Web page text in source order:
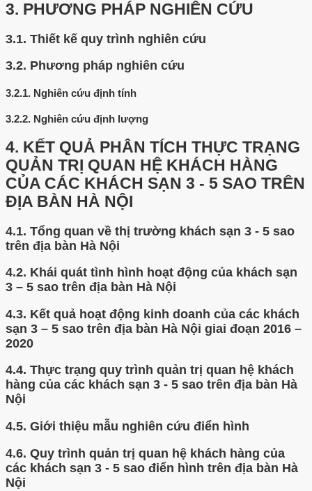
3. PHƯƠNG PHÁP NGHIÊN CỨU
3.1. Thiết kế quy trình nghiên cứu
3.2. Phương pháp nghiên cứu
3.2.1. Nghiên cứu định tính
3.2.2. Nghiên cứu định lượng
4. KẾT QUẢ PHÂN TÍCH THỰC TRẠNG
QUẢN TRỊ QUAN HỆ KHÁCH HÀNG
CỦA CÁC KHÁCH SẠN 3 - 5 SAO TRÊN
ĐỊA BÀN HÀ NỘI
4.1. Tổng quan về thị trường khách sạn 3 - 5 sao
trên địa bàn Hà Nội
4.2. Khái quát tình hình hoạt động của khách sạn
3 – 5 sao trên địa bàn Hà Nội
4.3. Kết quả hoạt động kinh doanh của các khách
sạn 3 – 5 sao trên địa bàn Hà Nội giai đoạn 2016 –
2020
4.4. Thực trạng quy trình quản trị quan hệ khách
hàng của các khách sạn 3 - 5 sao trên địa bàn Hà
Nội
4.5. Giới thiệu mẫu nghiên cứu điển hình
4.6. Quy trình quản trị quan hệ khách hàng của
các khách sạn 3 - 5 sao điển hình trên địa bàn Hà
Nội